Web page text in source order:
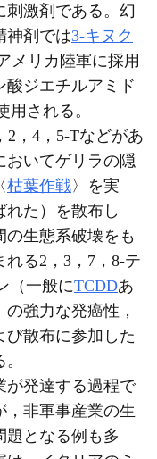
刺激剤である。幻
神剤では3-キヌク
メリカ陸軍に採用
酸ジエチルアミド
用される。
，2，4，5-Tなどがあ
おいてゲリラの隠
枯葉作戦〉を実
た）を散布し
生態系破壊をも
る2，3，7，8-テ
（一般にTCDDあ
の強力な発癌性，
び散布に参加した
発達する過程で
，非軍事産業の生
題となる例も多